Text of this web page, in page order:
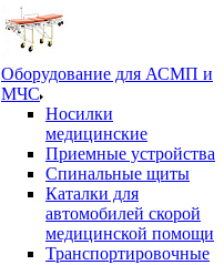
Оборудование для АСМП и
МЧС
Носилки
медицинские
Приемные устройства
Спинальные щиты
Каталки для
автомобилей скорой
медицинской помощи
Транспортировочные